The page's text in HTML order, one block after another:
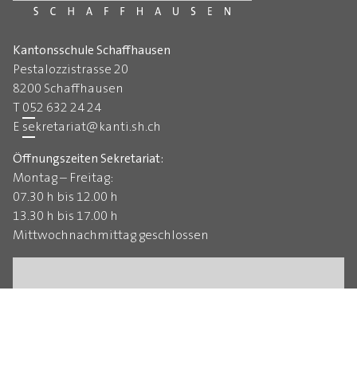
Kantonsschule Schaffhausen
Pestalozzistrasse 20
8200 Schaffhausen
T052 632 24 24
E sekretariat@kanti.sh.ch
Öffnungszeiten Sekretariat:
Montag – Freitag:
07.30 h bis 12.00 h
13.30 h bis 17.00 h
Mittwochnachmittag geschlossen